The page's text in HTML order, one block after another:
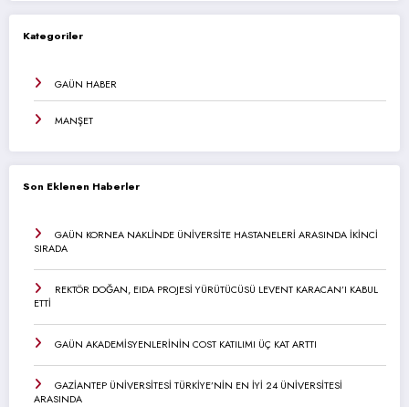
Kategoriler
GAÜN HABER
MANŞET
Son Eklenen Haberler
GAÜN KORNEA NAKLİNDE ÜNİVERSİTE HASTANELERİ ARASINDA İKİNCİ
SIRADA
REKTÖR DOĞAN, EIDA PROJESİ YÜRÜTÜCÜSÜ LEVENT KARACAN’I KABUL
ETTİ
GAÜN AKADEMİSYENLERİNİN COST KATILIMI ÜÇ KAT ARTTI
GAZİANTEP ÜNİVERSİTESİ TÜRKİYE’NİN EN İYİ 24 ÜNİVERSİTESİ
ARASINDA